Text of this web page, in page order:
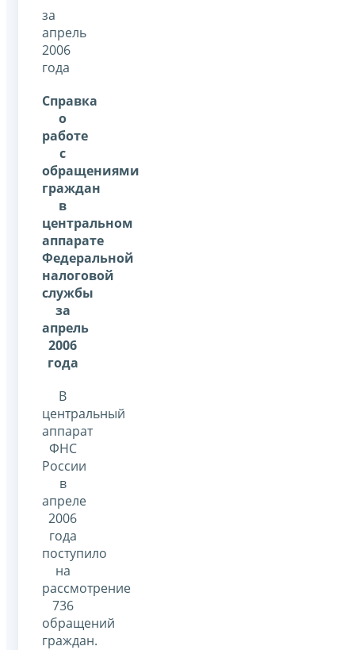
за
апрель
2006
года
Справка
о
работе
с
обращениями
граждан
в
центральном
аппарате
Федеральной
налоговой
службы
за
апрель
2006
года
В
центральный
аппарат
ФНС
России
в
апреле
2006
года
поступило
на
рассмотрение
736
обращений
граждан.